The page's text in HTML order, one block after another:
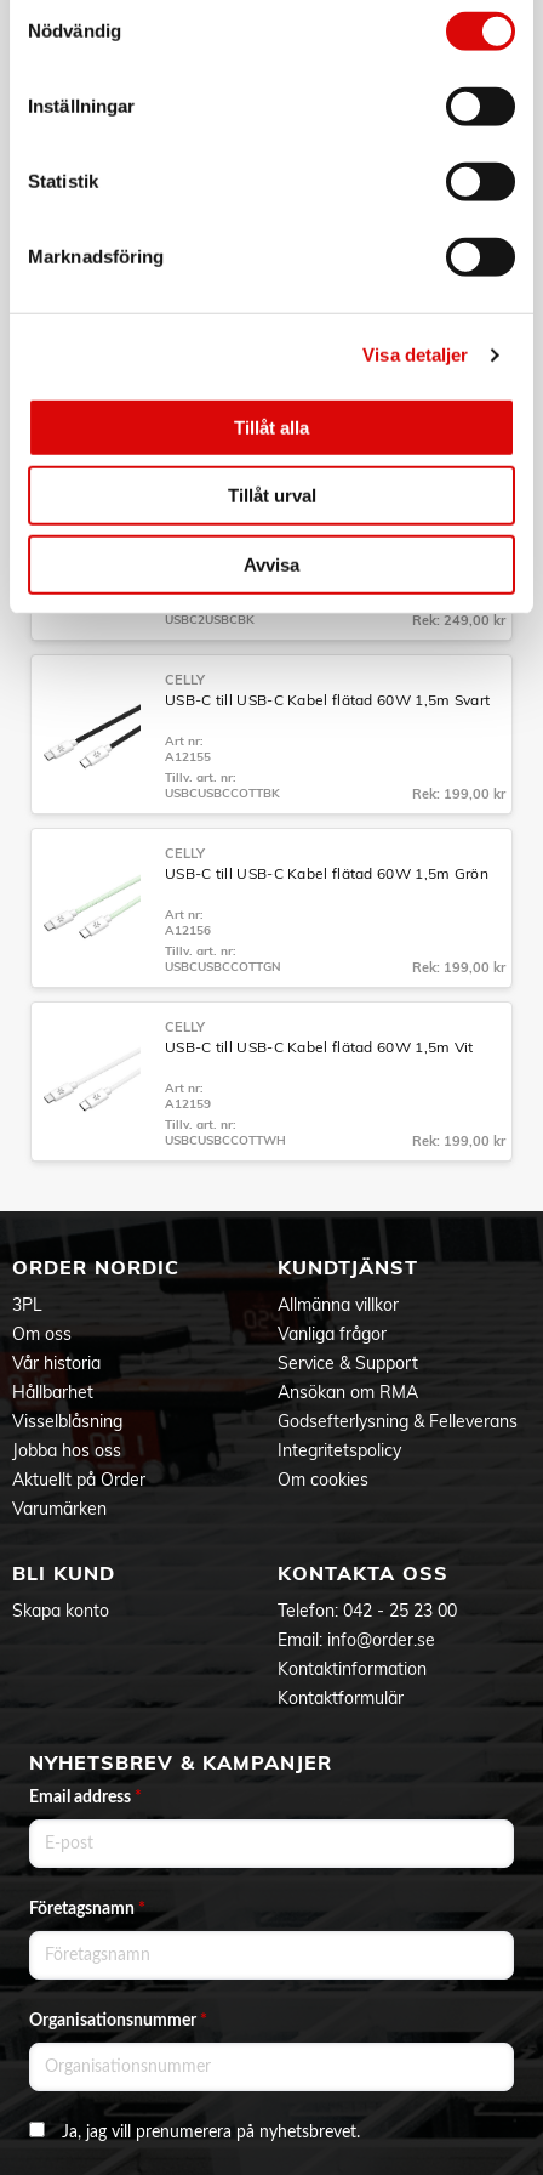
Nödvändig
Inställningar
Statistik
Marknadsföring
Visa detaljer
Tillåt alla
Tillåt urval
Avvisa
Utgångseffekt: 15 - 27 - 30 - 30 - 30W, 2%
Genomsnittlig aktiv verkningsgrad: 82,9%, 2%
Höjd: 7,1 cm
Vikt: 45 g
Rek: 419,00 kr
2-i-1-kabel USB-C/USB-A till USB-C/Lightning
Rek: 349,00 kr
USB-C till USB-C Kabel flätad 60W 1,5m Rosa
USB-C - 2x USB-C Kabel flätad 100W 1,3m
Svart
USBC2USBCBK
Rek: 249,00 kr
CELLY
USB-C till USB-C Kabel flätad 60W 1,5m Svart
Art nr:
A12155
Tillv. art. nr:
USBCUSBCCOTTBK
Rek: 199,00 kr
CELLY
USB-C till USB-C Kabel flätad 60W 1,5m Grön
Art nr:
A12156
Tillv. art. nr:
USBCUSBCCOTTGN
Rek: 199,00 kr
CELLY
USB-C till USB-C Kabel flätad 60W 1,5m Vit
Art nr:
A12159
Tillv. art. nr:
USBCUSBCCOTTWH
Rek: 199,00 kr
ORDER NORDIC
3PL
Om oss
Vår historia
Hållbarhet
Visselblåsning
Jobba hos oss
Aktuellt på Order
Varumärken
KUNDTJÄNST
Allmänna villkor
Vanliga frågor
Service & Support
Ansökan om RMA
Godsefterlysning & Felleverans
Integritetspolicy
Om cookies
BLI KUND
Skapa konto
KONTAKTA OSS
Telefon: 042 - 25 23 00
Email: info@order.se
Kontaktinformation
Kontaktformulär
NYHETSBREV & KAMPANJER
Email address *
Företagsnamn*
Organisationsnummer *
Ja, jag vill prenumerera på nyhetsbrevet.